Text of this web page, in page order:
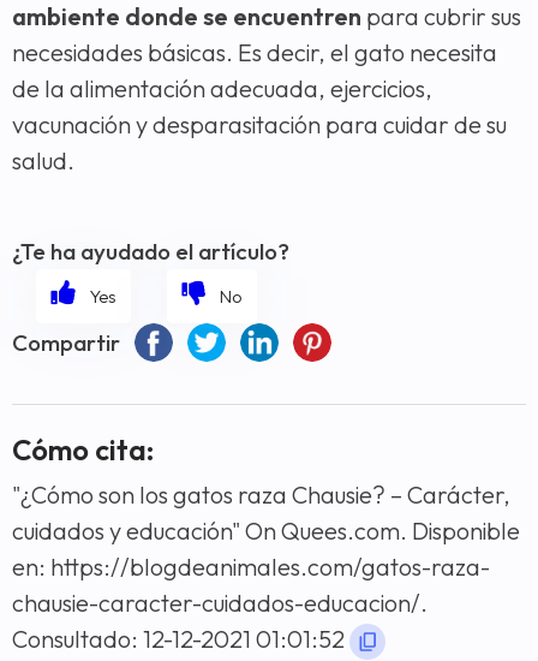
ambiente donde se encuentren para cubrir sus
necesidades básicas. Es decir, el gato necesita
de la alimentación adecuada, ejercicios,
vacunación y desparasitación para cuidar de su
salud.
¿Te ha ayudado el artículo?
Compartir
Cómo cita:
"¿Cómo son los gatos raza Chausie? – Carácter,
cuidados y educación" On Quees.com. Disponible
en: https://blogdeanimales.com/gatos-raza-
chausie-caracter-cuidados-educacion/.
Consultado: 12-12-2021 01:01:52